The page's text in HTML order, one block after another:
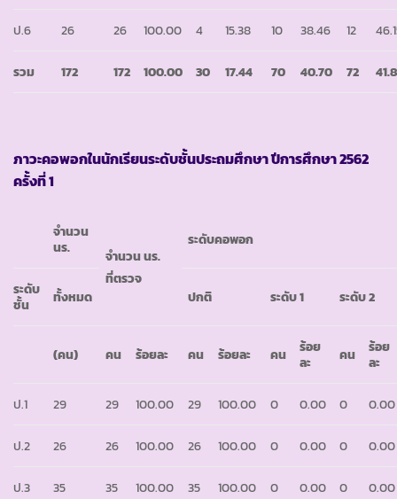
ป.6 26 26 100.00 4 15.38 10 38.46 12
รวม 172 172 100.00 30 17.44 70 40.70 72
ภาวะคอพอกในนักเรียนระดับชั้นประถมศึกษา ปีการศึกษา 2562
ครั้งที่ 1
จำนวน
นร.
จำนวน นร.
ที่ตรวจ
ระดับคอพอก
ระดับ
ชั้น
ทั้งหมด ปกติ ระดับ 1 ระดับ 2
(คน) คน ร้อยละ คน ร้อยละ คน
ร้อย
ละ
คน
ร้อย
ละ
ป.1 29 29 100.00 29 100.00 0 0.00 0 0.00
ป.2 26 26 100.00 26 100.00 0 0.00 0 0.00
ป.3 35 35 100.00 35 100.00 0 0.00 0 0.00